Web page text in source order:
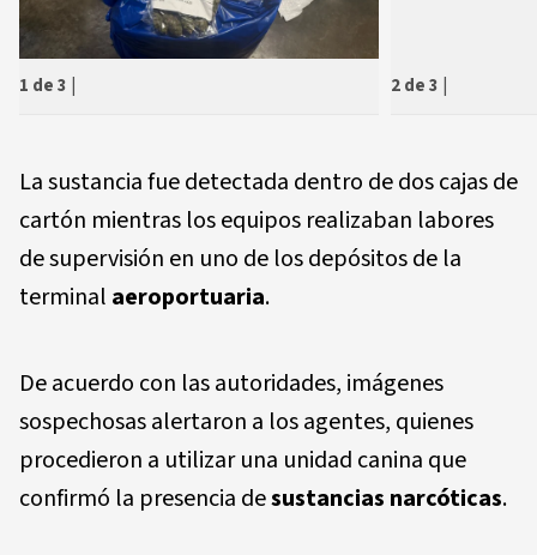
1 de 3 2 de 3
La sustancia fue detectada dentro de dos cajas de
cartón mientras los equipos realizaban labores
de supervisión en uno de los depósitos de la
terminal aeroportuaria.
De acuerdo con las autoridades, imágenes
sospechosas alertaron a los agentes, quienes
procedieron a utilizar una unidad canina que
confirmó la presencia desustancias narcóticas.